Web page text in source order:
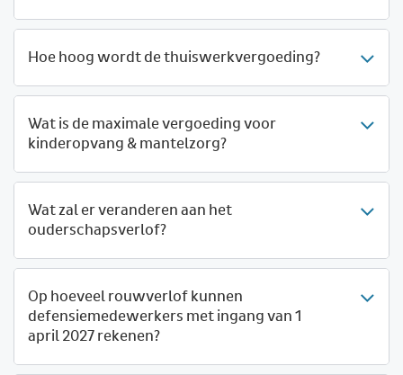
Hoe hoog wordt de thuiswerkvergoeding?
Wat is de maximale vergoeding voor
kinderopvang & mantelzorg?
Wat zal er veranderen aan het
ouderschapsverlof?
Op hoeveel rouwverlof kunnen
defensiemedewerkers met ingang van 1
april 2027 rekenen?